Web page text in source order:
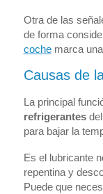
Otra de las
de forma
cochemarca una
Causas de
La principal
refrigerantesdel
para bajar la
Es el lubricante
repentina y
Puede que